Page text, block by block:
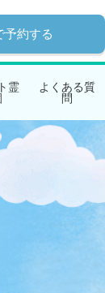
予約する
霊
よくある質
問